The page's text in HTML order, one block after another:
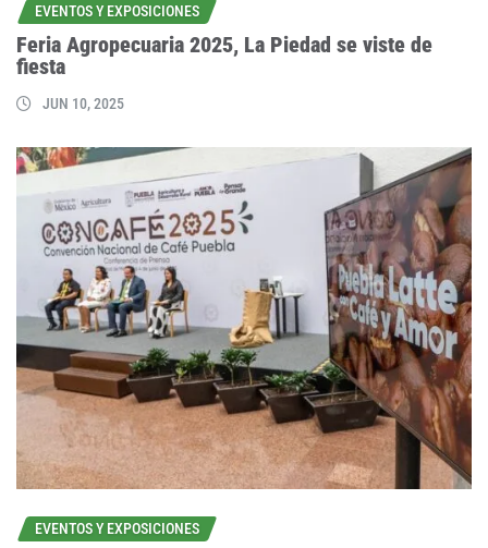
EVENTOS Y EXPOSICIONES
Feria Agropecuaria 2025, La Piedad se viste de
fiesta
JUN 10, 2025
EVENTOS Y EXPOSICIONES